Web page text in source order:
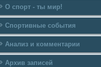
О спорт - ты мир!
Спортивные события
Анализ и комментарии
Архив записей